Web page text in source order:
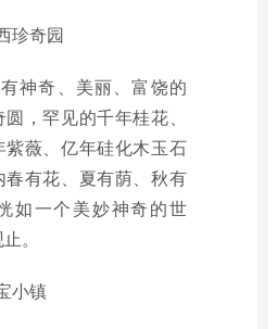
珍奇园
神奇、美丽、富饶的
，罕见的千年桂花、
薇、亿年硅化木玉石
有花、夏有荫、秋有
如一个美妙神奇的世
。
小镇